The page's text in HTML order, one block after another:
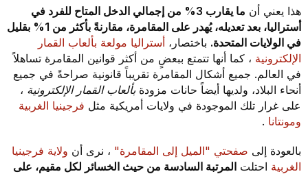
هذا يعني أن
ما يقارب 3% من إجمالي الدخل المتاح للفرد في
أستراليا، بعد تعديله، يُهدر على المقامرة، مقارنةً بأكثر من 1% بقليل
في الولايات المتحدة.باختصار،أستراليا مولعة بألعاب القمار
الإلكترونية، كما أنها تتمتع ببعضٍ من أكثر قوانين المقامرة تساهلاً
في العالم. جميع أشكال المقامرة تقريباً قانونية صراحةً في جميع
أنحاء البلاد، ولديها أيضاً حانات مزودةبألعاب القمار الإلكترونية،
على غرار تلك الموجودة في ولايات أمريكية مثل فرجينيا الغربية
ومونتانا.
بالعودة إلى صفحتي "الميل إلى المقامرة"، نرى أنولاية فرجينيا
الغربيةاحتلتالمرتبة السادسة من حيث الخسائر لكل مقيم، على